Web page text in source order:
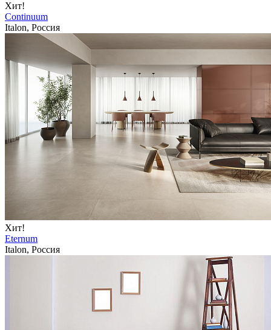
Хит!
Continuum
Italon, Россия
Хит!
Eternum
Italon, Россия